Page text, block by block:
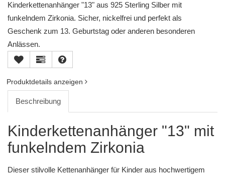
Kinderkettenanhänger "13" aus 925 Sterling Silber mit
funkelndem Zirkonia. Sicher, nickelfrei und perfekt als
Geschenk zum 13. Geburtstag oder anderen besonderen
Anlässen.
Produktdetails anzeigen
Beschreibung
Kinderkettenanhänger "13" mit
funkelndem Zirkonia
Dieser stilvolle Kettenanhänger für Kinder aus hochwertigem